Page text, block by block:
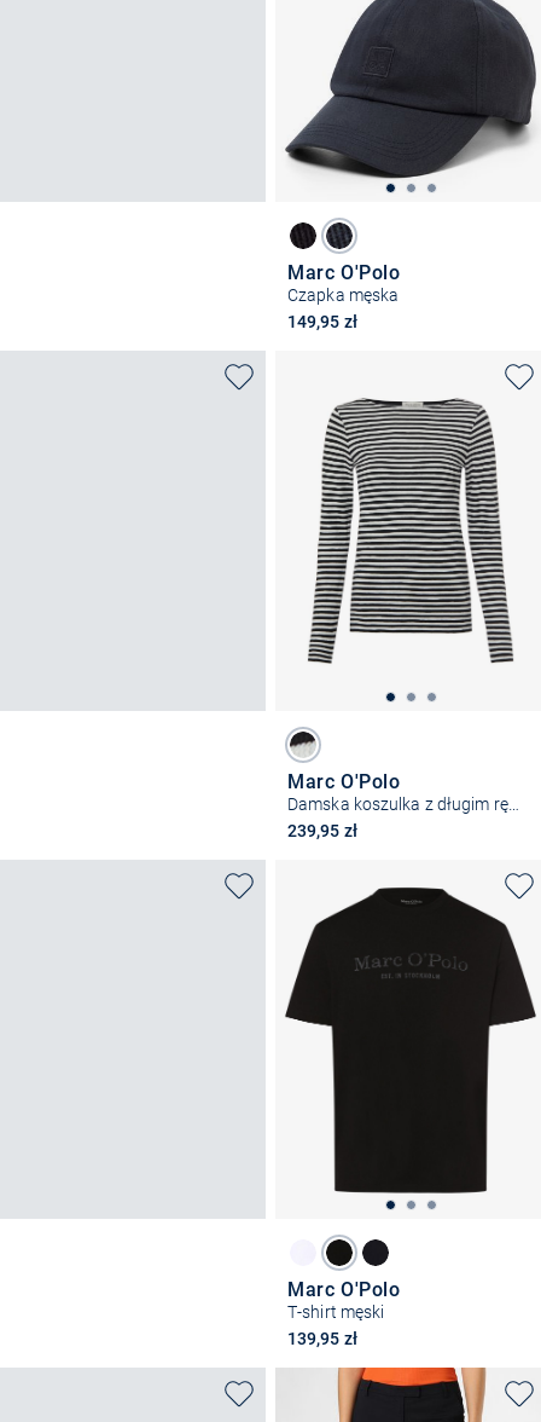
Marc O'Polo
Czapka męska
149,95 zł
Marc O'Polo
Damska koszulka z długim rękawem
239,95 zł
Marc O'Polo
T-shirt męski
139,95 zł